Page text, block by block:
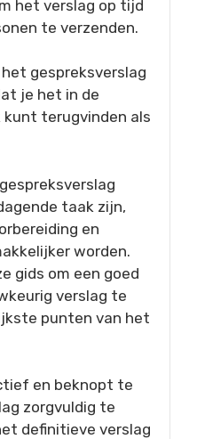
het verslag op tijd
te verzenden.
gespreksverslag
je het in de
terugvinden als
taak zijn,
en
worden.
gids om een goed
verslag te
punten van het
en beknopt te
zorgvuldig te
definitieve verslag